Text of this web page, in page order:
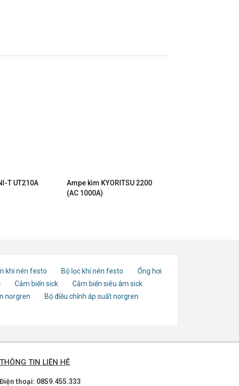
T UT210A
Ampe kìm KYORITSU 2200
(AC 1000A)
khí nén festo Bộ lọc khí nén festo
Ống hơi
Cảm biến sick
Cảm biến siêu âm sick
norgren
Bộ điều chỉnh áp suất norgren
THÔNG TIN LIÊN HỆ
Điện thoại: 0859.455.333